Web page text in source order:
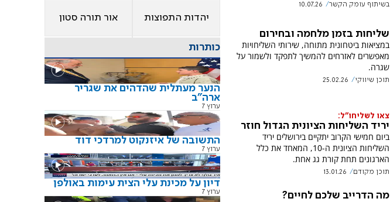
בשיתוף עומק הקשר 10.07.26
שליחות בזמן מלחמה ובחירום
במציאות ביטחונית מתוחה, שירותי השליחויות
מאפשרים לאזרחים להמשיך לתפקד ולשמור על
שגרה.
תוכן שיווקי 25.02.26
צאו לשליחו"ל:
יריד השליחות הציונית הגדול חוזר
ביום חמישי הקרוב יתקיים בירושלים יריד
השליחות הציונית ה-10, המאחד את כלל
הארגונים תחת קורת גג אחת.
תוכן מקודם 13.01.26
מה הדרייב שלכם לחיים?
יהדות התפוצות אור תורה סטון
כותרות
הנער מעתלית שהדהים את שגריר
ארה"ב
ערוץ 7
התשובה של איזנקוט למרדכי דוד
ערוץ 7
דיון על מכינת עלי הצית עימות באולפן
ערוץ 7